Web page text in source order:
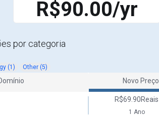
R$90.00/yr
por categoria
(1) Other (5)
Novo Preço
R$69.90Reais
1 Ano